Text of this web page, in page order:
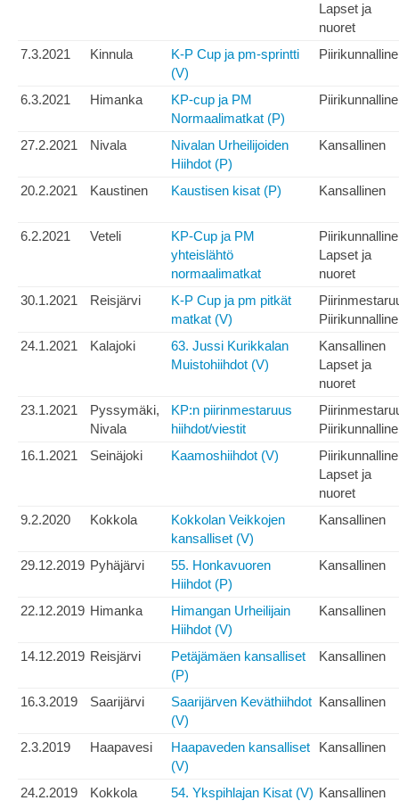
Lapset ja
nuoret
7.3.2021
Kinnula
K-P Cup ja pm-sprintti
(V)
6.3.2021 Himanka
KP-cup ja PM
Normaalimatkat (P)
27.2.2021 Nivala
Nivalan Urheilijoiden
Hiihdot (P)
Kansallinen
20.2.2021 Kaustinen Kaustisen kisat (P) Kansallinen
6.2.2021 Veteli
KP-Cup ja PM
yhteislähtö
normaalimatkat
Lapset ja
nuoret
30.1.2021
Reisjärvi
K-P Cup ja pm pitkät
matkat (V)
24.1.2021
Kalajoki
63. Jussi Kurikkalan
Muistohiihdot (V)
Kansallinen
Lapset ja
nuoret
23.1.2021
Pyssymäki,
Nivala
KP:n piirinmestaruus
hiihdot/viestit
16.1.2021
Seinäjoki Kaamoshiihdot (V)
Lapset ja
nuoret
9.2.2020
Kokkola
Kokkolan Veikkojen
kansalliset (V)
Kansallinen
29.12.2019 Pyhäjärvi
55. Honkavuoren
Hiihdot (P)
Kansallinen
22.12.2019 Himanka
Himangan Urheilijain
Hiihdot (V)
Kansallinen
14.12.2019 Reisjärvi
Petäjämäen kansalliset
(P)
Kansallinen
16.3.2019 Saarijärvi
Saarijärven Keväthiihdot
(V)
Kansallinen
2.3.2019 Haapavesi
Haapaveden kansalliset
(V)
Kansallinen
24.2.2019 Kokkola 54. Ykspihlajan Kisat (V) Kansallinen